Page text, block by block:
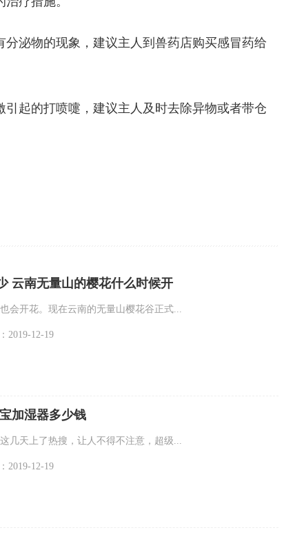
泌物的现象，建议主人到兽药店购买感冒药给
起的打喷嚏，建议主人及时去除异物或者带仓
云南无量山的樱花什么时候开
会开花。现在云南的无量山樱花谷正式...
2019-12-19
加湿器多少钱
几天上了热搜，让人不得不注意，超级...
2019-12-19